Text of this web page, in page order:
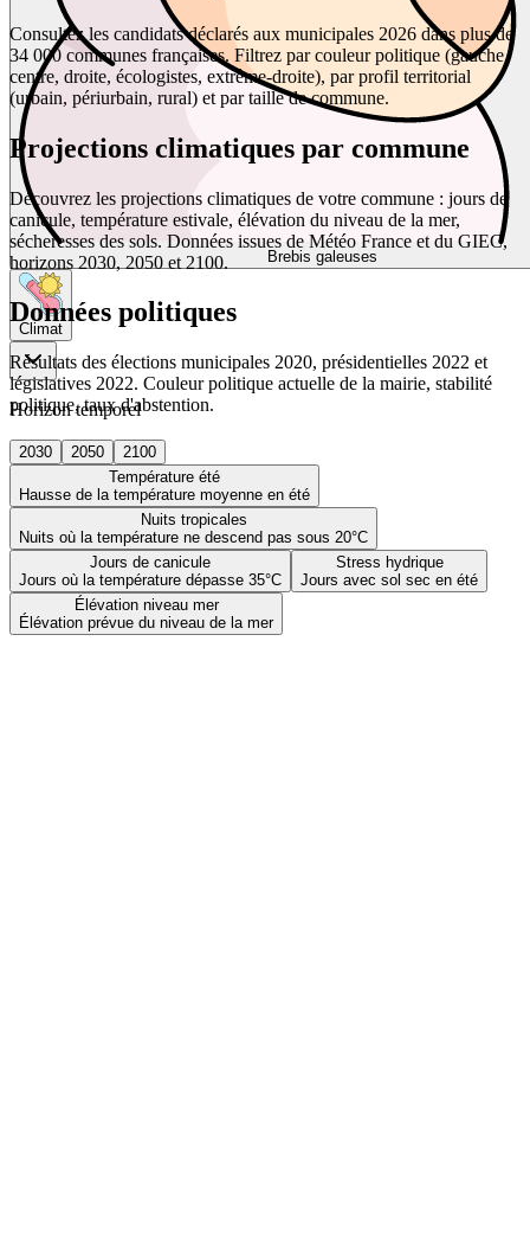
Brebis galeuses
Climat
Horizon temporel
2030 2050
2100
Température été
Hausse de la température moyenne en été
Nuits tropicales
Nuits où la température ne descend pas sous 20°C
Jours de canicule
Jours où la température dépasse 35°C
Stress hydrique
Jours avec sol sec en été
Élévation niveau mer
Élévation prévue du niveau de la mer
Consultez les candidats déclarés aux municipales 2026 dans plus de
34 000 communes françaises. Filtrez par couleur politique (gauche,
centre, droite, écologistes, extrême-droite), par profil territorial
(urbain, périurbain, rural) et par taille de commune.
Projections climatiques par commune
Découvrez les projections climatiques de votre commune : jours de
canicule, température estivale, élévation du niveau de la mer,
sécheresses des sols. Données issues de Météo France et du GIEC,
horizons 2030, 2050 et 2100.
Données politiques
Résultats des élections municipales 2020, présidentielles 2022 et
législatives 2022. Couleur politique actuelle de la mairie, stabilité
politique, taux d'abstention.